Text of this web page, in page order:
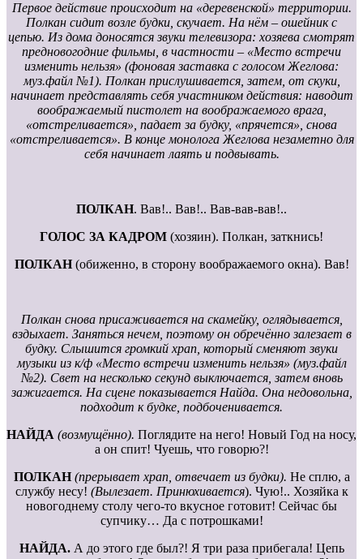
Первое действие происходит на «деревенской» территории.
Полкан сидит возле будки, скучает. На нём – ошейник с
цепью. Из дома доносятся звуки телевизора: хозяева смотрят
предновогодние фильмы, в частности – «Место встречи
изменить нельзя» (фоновая заставка с голосом Жеглова:
муз.файл №1). Полкан прислушивается, затем, от скуки,
начинает представлять себя участником действия: наводит
воображаемый пистолет на воображаемого врага,
«отстреливается», падает за будку, «прячется», снова
«отстреливается». В конце монолога Жеглова незаметно для
себя начинает лаять и подвывать.
ПОЛКАН. Вав!.. Вав!.. Вав-вав-вав!..
ГОЛОС ЗА КАДРОМ (хозяин). Полкан, заткнись!
ПОЛКАН(обиженно, в сторону воображаемого окна). Вав!
Полкан снова присаживается на скамейку, оглядывается,
вздыхает. Заняться нечем, поэтому он обречённо залезает в
будку. Слышится громкий храп, который сменяют звуки
музыки из к/ф «Место встречи изменить нельзя» (муз.файл
№2). Свет на несколько секунд выключается, затем вновь
зажигается. На сцене показывается Найда. Она недовольна,
подходит к будке, подбоченивается.
НАЙДА (возмущённо). Поглядите на него! Новый Год на носу,
а он спит! Чуешь, что говорю?!
ПОЛКАН(прерывает храп, отвечает из будки). Не сплю, а
службу несу! (Вылезает. Принюхивается). Чую!.. Хозяйка к
новогоднему столу чего-то вкусное готовит! Сейчас бы
супчику… Да с потрошками!
НАЙДА.А до этого где был?! Я три раза прибегала! Цепь